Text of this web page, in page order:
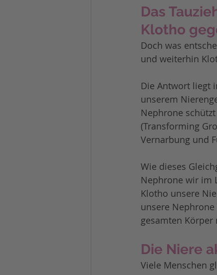
Das
Klotho
Doch was
und weiterhin
Die Antwort liegt
unserem
Nephrone
(Transforming
Vernarbung und
Wie dieses
Nephrone wir im
Klotho unsere
unsere
gesamten
Die Niere
Viele Menschen